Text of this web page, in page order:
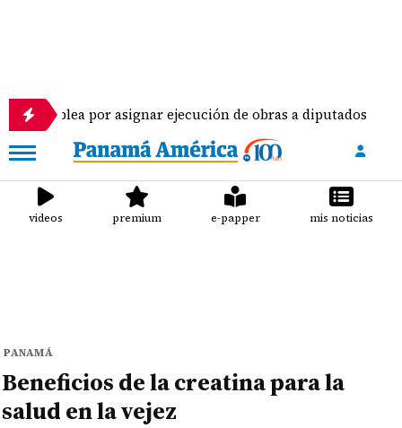
asignar ejecución de obras a diputados
videos premium e-papper mis noticias
PANAMÁ
Beneficios de la creatina para la
salud en la vejez